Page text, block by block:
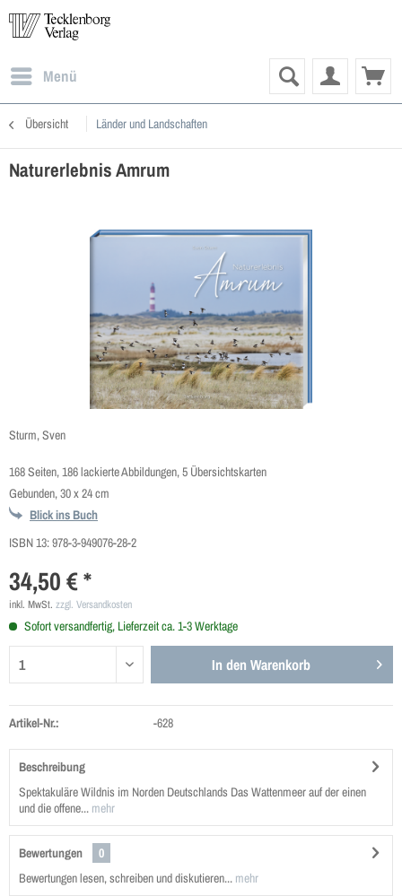
Menü
Übersicht Länder und Landschaften
Naturerlebnis Amrum
Sturm, Sven
168 Seiten, 186 lackierte Abbildungen, 5 Übersichtskarten
Gebunden, 30 x 24 cm
Blick ins Buch
ISBN 13:978-3-949076-28-2
34,50 € *
inkl. MwSt. zzgl. Versandkosten
Sofort versandfertig, Lieferzeit ca. 1-3 Werktage
In den Warenkorb
Artikel-Nr.: -628
Beschreibung
Spektakuläre Wildnis im Norden Deutschlands Das Wattenmeer auf der einen
und die offene... mehr
Bewertungen
0
Bewertungen lesen, schreiben und diskutieren... mehr